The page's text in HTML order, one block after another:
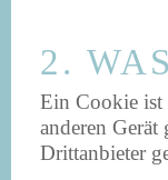
2.
Ein Cookie ist
anderen
Drittanbieter